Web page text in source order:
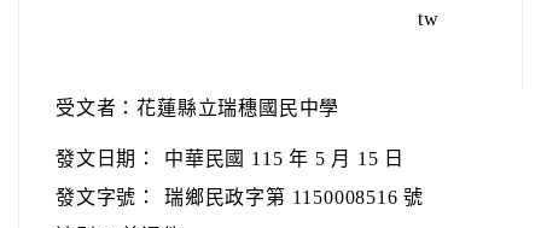
tw
受文者：花蓮縣立瑞穗國民中學
發文日期：
中華民國 115 年 5 月 15 日
發文字號：
瑞鄉民政字第 1150008516 號